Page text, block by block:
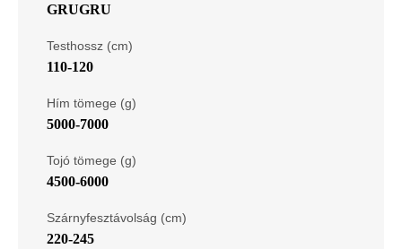
GRUGRU
Testhossz (cm)
110-120
Hím tömege (g)
5000-7000
Tojó tömege (g)
4500-6000
Szárnyfesztávolság (cm)
220-245